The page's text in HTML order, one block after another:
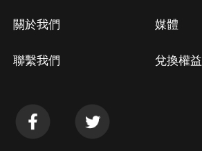
關於我們
聯繫我們
媒體
兌換權益